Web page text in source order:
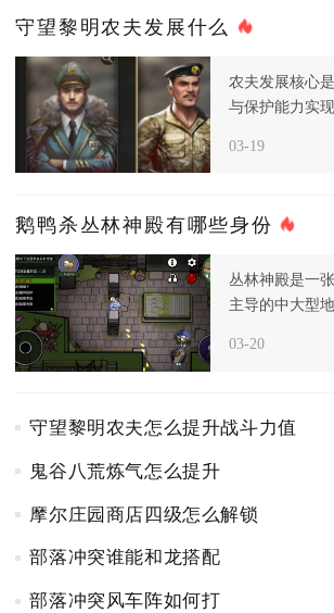
守望黎明农夫发展什么
农夫发展核心
与保护能力实
源和食
03-19
鹅鸭杀丛林神殿有哪些身份
丛林神殿是一
主导的中大型
致命地
03-20
守望黎明农夫怎么提升战斗力值
鬼谷八荒炼气怎么提升
摩尔庄园商店四级怎么解锁
部落冲突谁能和龙搭配
部落冲突风车阵如何打